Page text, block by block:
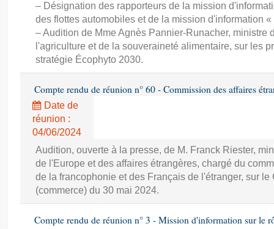
– Désignation des rapporteurs de la mission
des flottes automobiles et de la mission d'information
– Audition de Mme Agnès Pannier-Runacher, ministre
l'agriculture et de la souveraineté alimentaire, sur les
stratégie Écophyto 2030.
Compte rendu de réunion n° 60 - Commission des affaires
Date de
réunion :
04/06/2024
Audition, ouverte à la presse, de M. Franck Riester,
de l'Europe et des affaires étrangères, chargé du
de la francophonie et des Français de l'étranger, sur
(commerce) du 30 mai 2024.
Compte rendu de réunion n° 3 - Mission d'information sur le